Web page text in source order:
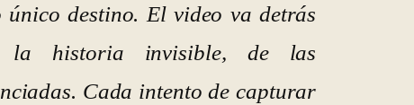
destino. El video va detrás
historia invisible, de las
Cada intento de capturar